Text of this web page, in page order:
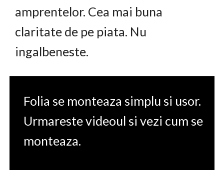
amprentelor. Cea mai buna
claritate de pe piata. Nu
ingalbeneste.
Folia se monteaza simplu si usor.
Urmareste videoul si vezi cum se
monteaza.